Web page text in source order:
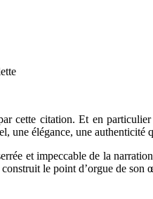
cette citation. Et en
élégance, une authenticité
et impeccable de la
le point d’orgue de